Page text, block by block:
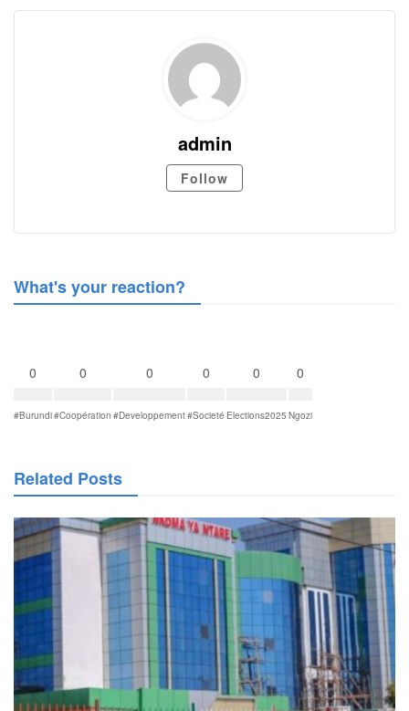
admin
Follow
What's your reaction?
0
#Burundi
0
#Coopération
0
#Developpement
0
#Societé
0
Elections2025
0
Ngozi
Related Posts